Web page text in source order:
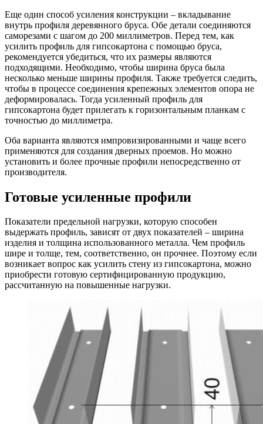
Еще один способ усиления конструкции – вкладывание
внутрь профиля деревянного бруса. Обе детали соединяются
саморезами с шагом до 200 миллиметров. Перед тем, как
усилить профиль для гипсокартона с помощью бруса,
рекомендуется убедиться, что их размеры являются
подходящими. Необходимо, чтобы ширина бруса была
несколько меньше ширины профиля. Также требуется следить,
чтобы в процессе соединения крепежных элементов опора не
деформировалась. Тогда усиленный профиль для
гипсокартона будет прилегать к горизонтальным планкам с
точностью до миллиметра.
Оба варианта являются импровизированными и чаще всего
применяются для создания дверных проемов. Но можно
установить и более прочные профили непосредственно от
производителя.
Готовые усиленные профили
Показатели предельной нагрузки, которую способен
выдержать профиль, зависят от двух показателей – ширина
изделия и толщина использованного металла. Чем профиль
шире и толще, тем, соответственно, он прочнее. Поэтому если
возникает вопрос как усилить стену из гипсокартона, можно
приобрести готовую сертифицированную продукцию,
рассчитанную на повышенные нагрузки.